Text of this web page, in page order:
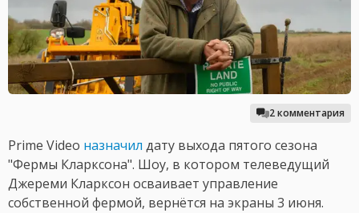
2 комментария
Prime Video назначил дату выхода пятого сезона
"Фермы Кларксона". Шоу, в котором телеведущий
Джереми Кларксон осваивает управление
собственной фермой, вернётся на экраны 3 июня.